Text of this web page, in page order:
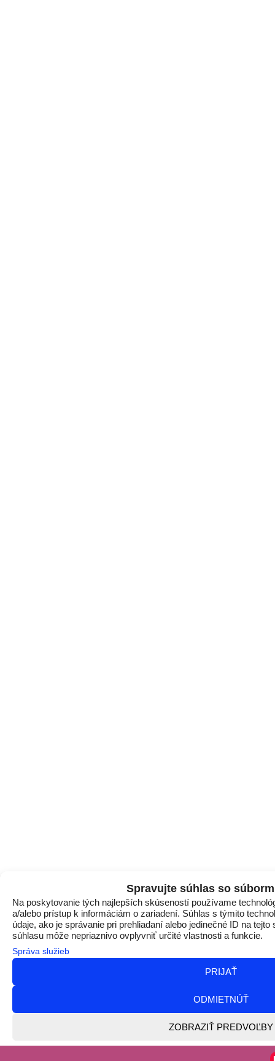
Spravujte súhlas so
Na poskytovanie tých najlepších skúseností používame
a/alebo prístup k informáciám o zariadení. Súhlas s týmito
údaje, ako je správanie pri prehliadaní alebo jedinečné ID na
súhlasu môže nepriaznivo ovplyvniť určité vlastnosti a funkcie.
Správa služieb
PRIJAŤ
ODMIETNÚŤ
ZOBRAZIŤ PREDVOĽBY